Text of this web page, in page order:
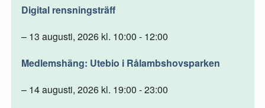
Digital rensningsträff
– 13 augusti, 2026 kl. 10:00 - 12:00
Medlemshäng: Utebio i Rålambshovsparken
– 14 augusti, 2026 kl. 19:00 - 23:00